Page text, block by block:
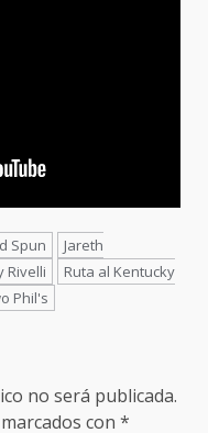
Spun
Jareth
Rivelli
Ruta al Kentucky
Phil's
no será publicada.
con *